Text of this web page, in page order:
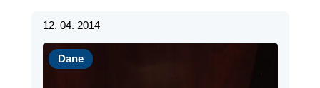
12. 04. 2014
Dane
Dane